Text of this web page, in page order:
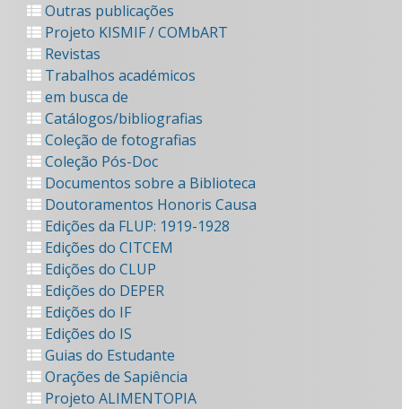
Outras publicações
Projeto KISMIF / COMbART
Revistas
Trabalhos académicos
em busca de
Catálogos/bibliografias
Coleção de fotografias
Coleção Pós-Doc
Documentos sobre a Biblioteca
Doutoramentos Honoris Causa
Edições da FLUP: 1919-1928
Edições do CITCEM
Edições do CLUP
Edições do DEPER
Edições do IF
Edições do IS
Guias do Estudante
Orações de Sapiência
Projeto ALIMENTOPIA